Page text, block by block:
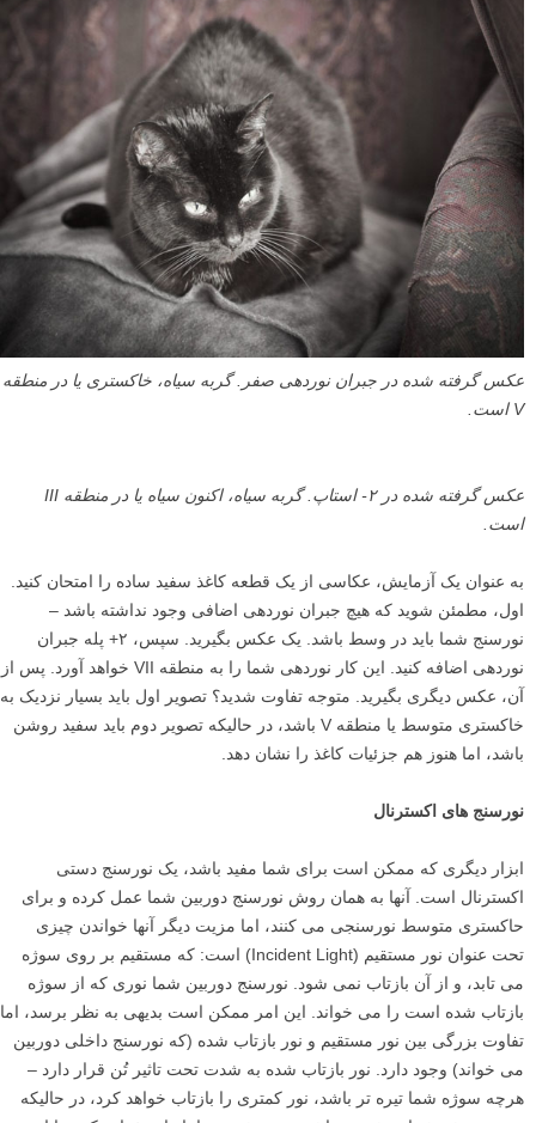
عکس گرفته شده در جبران نوردهی صفر. گربه سیاه، خاکستری یا در منطقه
V است.
عکس گرفته شده در ۲- استاپ. گربه سیاه، اکنون سیاه یا در منطقه
III
است.
به عنوان یک آزمایش، عکاسی از یک قطعه کاغذ سفید ساده را امتحان کنید.
اول، مطمئن شوید که هیچ جبران نوردهی اضافی وجود نداشته باشد –
نورسنج شما باید در وسط باشد. یک عکس بگیرید. سپس، ۲+ پله جبران
نوردهی اضافه کنید. این کار نوردهی شما را به منطقه VII خواهد آورد. پس از
آن، عکس دیگری بگیرید. متوجه تفاوت شدید؟ تصویر اول باید بسیار نزدیک به
خاکستری متوسط یا منطقه V باشد، در حالیکه تصویر دوم باید سفید روشن
باشد، اما هنوز هم جزئیات کاغذ را نشان دهد.
نورسنج های اکسترنال
ابزار دیگری که ممکن است برای شما مفید باشد، یک نورسنج دستی
اکسترنال است. آنها به همان روش نورسنج دوربین شما عمل کرده و برای
حاکستری متوسط نورسنجی می کنند، اما مزیت دیگر آنها خواندن چیزی
تحت عنوان نور مستقیم (Incident Light) است: که مستقیم بر روی سوژه
می تابد، و از آن بازتاب نمی شود. نورسنج دوربین شما نوری که از سوژه
بازتاب شده است را می خواند. این امر ممکن است بدیهی به نظر برسد، اما
تفاوت بزرگی بین نور مستقیم و نور بازتاب شده (که نورسنج داخلی دوربین
می خواند) وجود دارد. نور بازتاب شده به شدت تحت تاثیر تُن قرار دارد –
هرچه سوژه شما تیره تر باشد، نور کمتری را بازتاب خواهد کرد، در حالیکه